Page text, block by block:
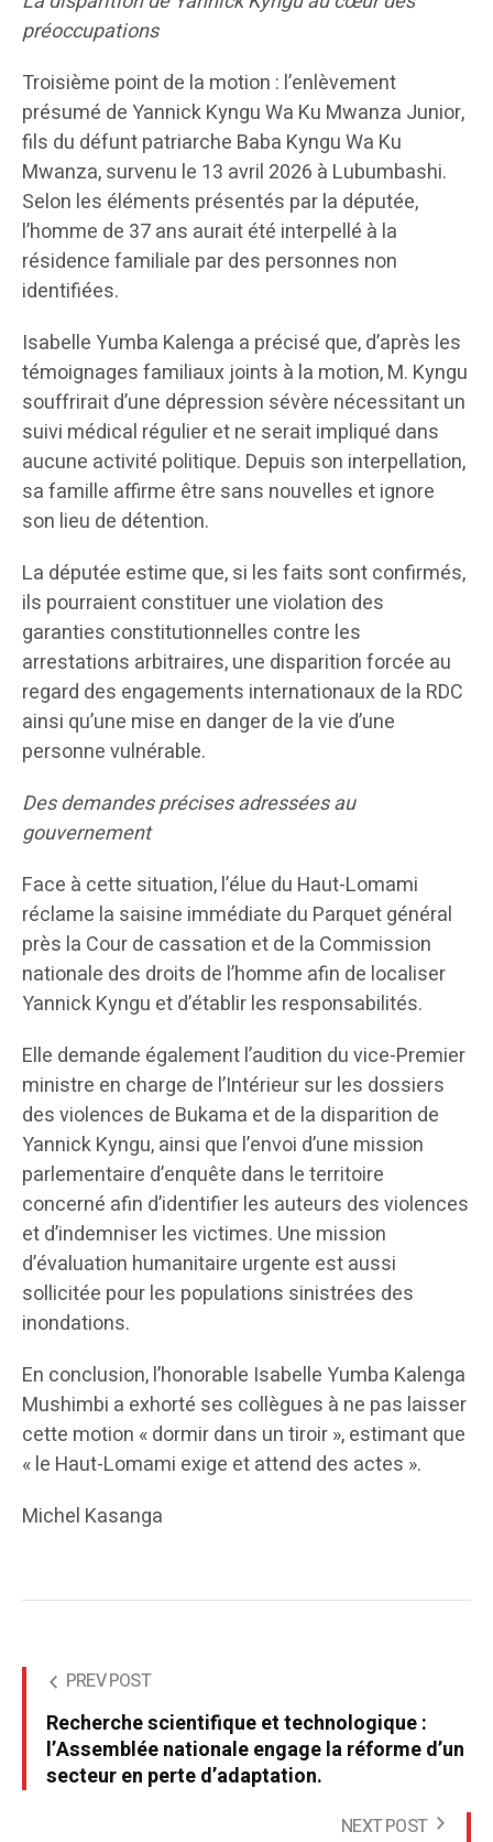
préoccupations
Troisième point de la motion : l’enlèvement
présumé de Yannick Kyngu Wa Ku Mwanza Junior,
fils du défunt patriarche Baba Kyngu Wa Ku
Mwanza, survenu le 13 avril 2026 à Lubumbashi.
Selon les éléments présentés par la députée,
l’homme de 37 ans aurait été interpellé à la
résidence familiale par des personnes non
identifiées.
Isabelle Yumba Kalenga a précisé que, d’après les
témoignages familiaux joints à la motion, M. Kyngu
souffrirait d’une dépression sévère nécessitant un
suivi médical régulier et ne serait impliqué dans
aucune activité politique. Depuis son interpellation,
sa famille affirme être sans nouvelles et ignore
son lieu de détention.
La députée estime que, si les faits sont confirmés,
ils pourraient constituer une violation des
garanties constitutionnelles contre les
arrestations arbitraires, une disparition forcée au
regard des engagements internationaux de la RDC
ainsi qu’une mise en danger de la vie d’une
personne vulnérable.
Des demandes précises adressées au
gouvernement
Face à cette situation, l’élue du Haut-Lomami
réclame la saisine immédiate du Parquet général
près la Cour de cassation et de la Commission
nationale des droits de l’homme afin de localiser
Yannick Kyngu et d’établir les responsabilités.
Elle demande également l’audition du vice-Premier
ministre en charge de l’Intérieur sur les dossiers
des violences de Bukama et de la disparition de
Yannick Kyngu, ainsi que l’envoi d’une mission
parlementaire d’enquête dans le territoire
concerné afin d’identifier les auteurs des violences
et d’indemniser les victimes. Une mission
d’évaluation humanitaire urgente est aussi
sollicitée pour les populations sinistrées des
inondations.
En conclusion, l’honorable Isabelle Yumba Kalenga
Mushimbi a exhorté ses collègues à ne pas laisser
cette motion « dormir dans un tiroir », estimant que
« le Haut-Lomami exige et attend des actes ».
Michel Kasanga
PREV POST
Recherche scientifique et technologique :
l’Assemblée nationale engage la réforme d’un
secteur en perte d’adaptation.
NEXT POST